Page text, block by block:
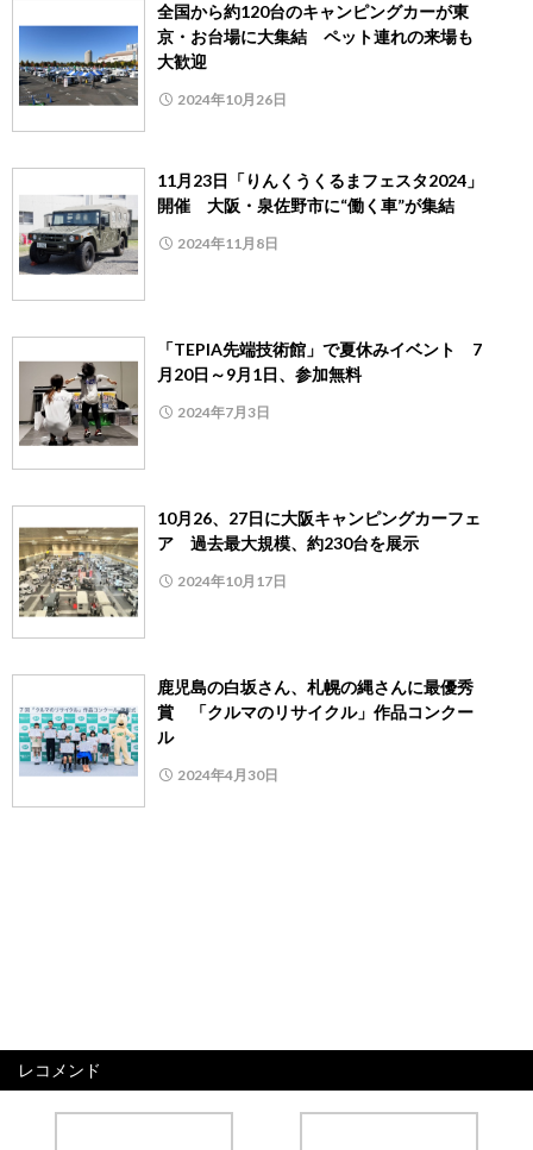
全国から約120台のキャンピングカーが東
京・お台場に大集結 ペット連れの来場も
大歓迎
2024年10月26日
11月23日「りんくうくるまフェスタ2024」
開催 大阪・泉佐野市に“働く車”が集結
2024年11月8日
「TEPIA先端技術館」で夏休みイベント 7
月20日～9月1日、参加無料
2024年7月3日
10月26、27日に大阪キャンピングカーフェ
ア 過去最大規模、約230台を展示
2024年10月17日
鹿児島の白坂さん、札幌の縄さんに最優秀
賞 「クルマのリサイクル」作品コンクー
ル
2024年4月30日
レコメンド